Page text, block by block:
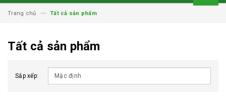
Trang chủ Tất cả sản phẩm
Tất cả sản phẩm
Sắp xếp: